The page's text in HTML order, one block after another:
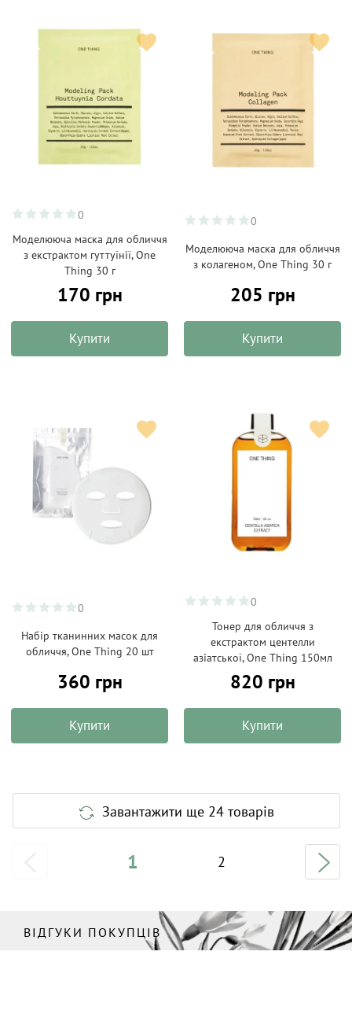
0
Моделююча маска для обличчя
з екстрактом гуттуїнії, One
Thing 30 г
170 грн
Купити
0
Моделююча маска для обличчя
з колагеном, One Thing 30 г
205 грн
Купити
0
Набір тканинних масок для
обличчя, One Thing 20 шт
360 грн
Купити
0
Тонер для обличчя з
екстрактом центелли
азіатської, One Thing 150мл
820 грн
Купити
Завантажити ще 24 товарів
1 2
ВІДГУКИ ПОКУПЦІВ